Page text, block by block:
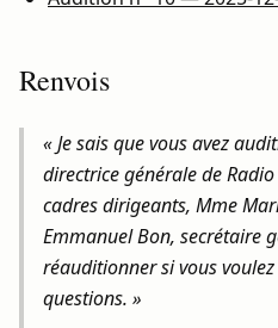
Renvois
« Je sais que vous avez
directrice générale de
cadres dirigeants, Mme
Emmanuel Bon, secrétaire
réauditionner si vous
questions. »